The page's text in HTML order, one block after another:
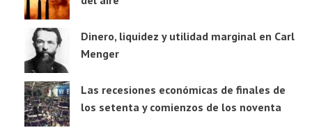
Dinero, liquidez y utilidad marginal en Carl
Menger
Las recesiones económicas de finales de
los setenta y comienzos de los noventa